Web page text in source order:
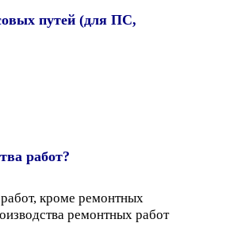
путей (для ПС,
работ?
кроме ремонтных
ремонтных работ